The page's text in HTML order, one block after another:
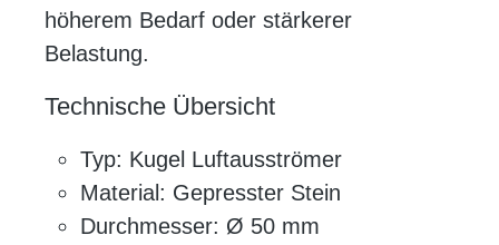
höherem Bedarf oder stärkerer
Belastung.
Technische Übersicht
Typ: Kugel Luftausströmer
Material: Gepresster Stein
Durchmesser: Ø 50 mm